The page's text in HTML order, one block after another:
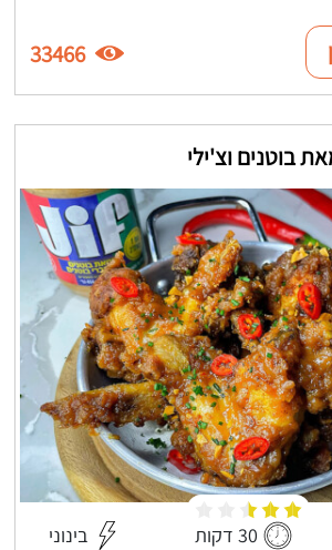
33466
בוטנים וצ'ילי
30 דקות בינוני